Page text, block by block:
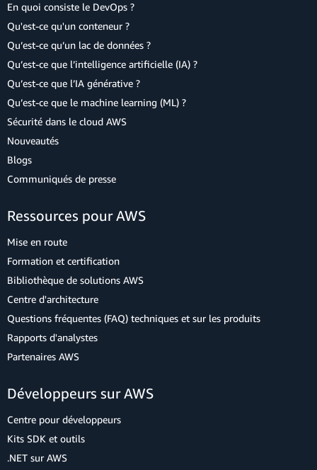
En quoi consiste le DevOps ?
Qu'est-ce qu'un conteneur ?
Qu’est-ce qu’un lac de données ?
Qu’est-ce que l’intelligence artificielle (IA) ?
Qu’est-ce que l’IA générative ?
Qu’est-ce que le machine learning (ML) ?
Sécurité dans le cloud AWS
Nouveautés
Blogs
Communiqués de presse
Ressources pour AWS
Mise en route
Formation et certification
Bibliothèque de solutions AWS
Centre d'architecture
Questions fréquentes (FAQ) techniques et sur les produits
Rapports d'analystes
Partenaires AWS
Développeurs sur AWS
Centre pour développeurs
Kits SDK et outils
.NET sur AWS